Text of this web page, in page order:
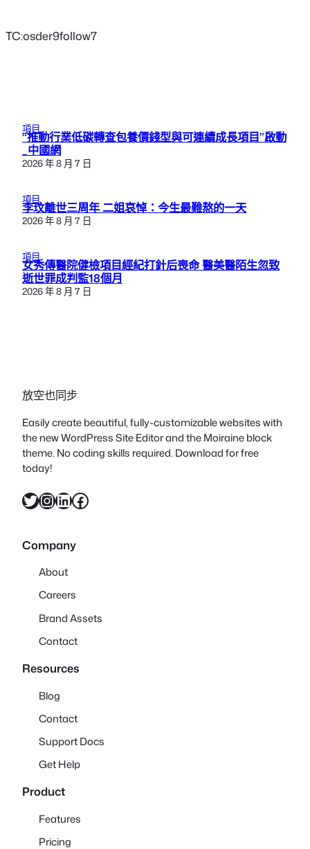
TC:osder9follow7
項目
“推動行業低碳轉查包養價錢型與可連續成長項目”啟動
_中國網
2026 年 8 月 7 日
項目
李玟離世三周年 二姐哀悼：今生最難熬的一天
2026 年 8 月 7 日
項目
女秀傳醫院健檢項目經紀打針后喪命 醫美醫陌生忽致
逝世罪成判監18個月
2026 年 8 月 7 日
放空也同步
Easily create beautiful, fully-customizable websites with
the new WordPress Site Editor and the Moiraine block
theme. No coding skills required. Download for free
today!
X InstagramLinkedIn Facebook
Company
About
Careers
Brand Assets
Contact
Resources
Blog
Contact
Support Docs
Get Help
Product
Features
Pricing